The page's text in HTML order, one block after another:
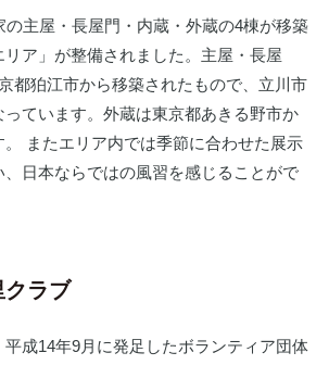
の主屋・長屋門・内蔵・外蔵の4棟が移築
ア」が整備されました。主屋・長屋
都狛江市から移築されたもので、立川市
ています。外蔵は東京都あきる野市か
。 またエリア内では季節に合わせた展示
、日本ならではの風習を感じることがで
クラブ
平成14年9月に発足したボランティア団体